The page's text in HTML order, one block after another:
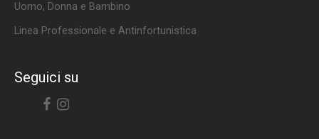
Uomo, Donna e Bambino
Linea Professionale e Antinfortunistica
Seguici su